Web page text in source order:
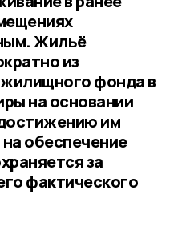
Жильё
из
фонда в
на основании
им
обеспечение
за
фактического